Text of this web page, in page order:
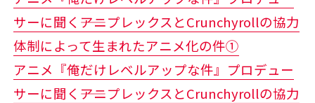
サーに聞く――アニプレックスとCrunchyrollの協力
体制によって生まれたアニメ化の件①
アニメ『俺だけレベルアップな件』プロデュー
サーに聞く――アニプレックスとCrunchyrollの協力